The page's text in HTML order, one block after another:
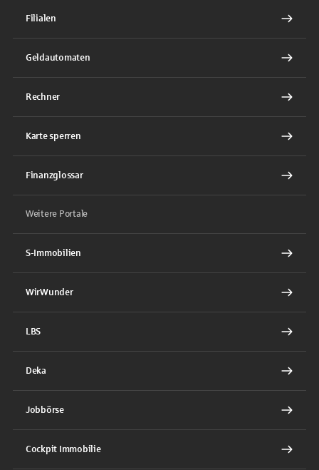
Filialen
Geldautomaten
Rechner
Karte sperren
Finanzglossar
Weitere Portale
S-Immobilien
WirWunder
LBS
Deka
Jobbörse
Cockpit Immobilie